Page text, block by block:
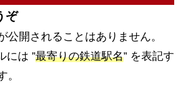
ぞ
公開されることはありません。
には ”最寄りの鉄道駅名” を表記す
。